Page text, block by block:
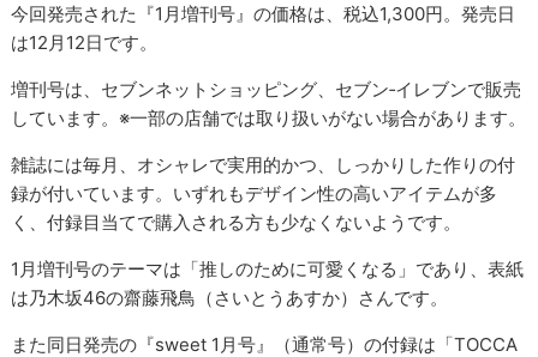
今回発売された『1月増刊号』の価格は、税込1,300円。発売日
は12月12日です。
増刊号は、セブンネットショッピング、セブン‐イレブンで販売
しています。※一部の店舗では取り扱いがない場合があります。
雑誌には毎月、オシャレで実用的かつ、しっかりした作りの付
録が付いています。いずれもデザイン性の高いアイテムが多
く、付録目当てで購入される方も少なくないようです。
1月増刊号のテーマは「推しのために可愛くなる」であり、表紙
は乃木坂46の齋藤飛鳥（さいとうあすか）さんです。
また同日発売の『sweet 1月号』（通常号）の付録は「TOCCA